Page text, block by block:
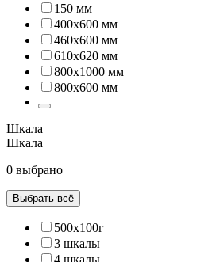
150 мм
400x600 мм
460х600 мм
610x620 мм
800х1000 мм
800х600 мм
Шкала
Шкала
0 выбрано
Выбрать всё
500х100г
3 шкалы
4 шкалы